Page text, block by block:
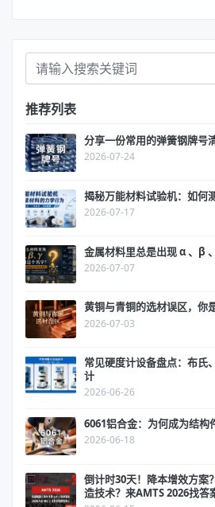
推荐列表
分享一份常用的弹簧钢牌号
2026-07-24
揭秘万能材料试验机：如何
2026-07-17
金属材料里总是出现 α 、β
2026-07-07
黄铜与青铜的选材误区，你
2026-07-03
常见硬度计设备盘点：布氏
计
2026-06-26
6061铝合金：为何成为结构
2026-06-18
倒计时30天！降本增效方案
造技术？来AMTS 2026找答